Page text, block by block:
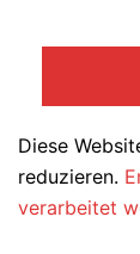
Diese
reduzieren.
verarbeitet